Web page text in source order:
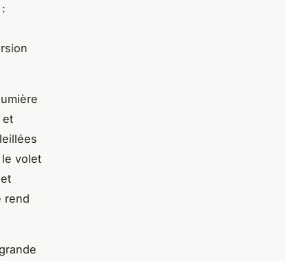
et
volet
rend